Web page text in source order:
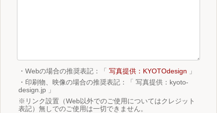
・Webの場合の推奨表記：「 写真提供：KYOTOdesign 」
・印刷物、映像の場合の推奨表記：「 写真提供：kyoto-
design.jp 」
※リンク設置（Web以外でのご使用についてはクレジット
表記）無しでのご使用は一切できません。